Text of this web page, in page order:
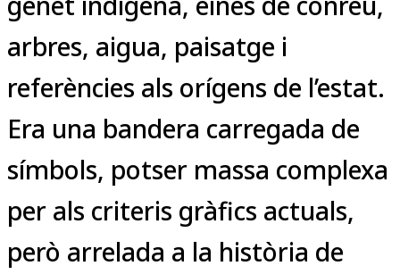
arbres, aigua, paisatge i
referències als orígens de l’estat.
Era una bandera carregada de
símbols, potser massa complexa
per als criteris gràfics actuals,
però arrelada a la història de